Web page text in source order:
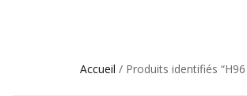
Accueil / Produits identifiés